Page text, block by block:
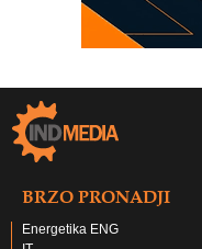
BRZO PRONADJI
Energetika ENG